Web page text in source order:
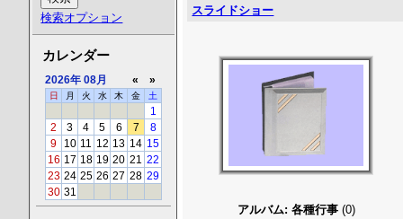
スライドショー
アルバム: 各種行事(0)
検索オプション
カレンダー
2026年 08月 « »
日 月 火 水 木 金 土
1
2
3 4 5 6 7
8
9
10 11 12 13 14 15
16 17 18 19 20 21
22
23 24 25 26 27 28 29
30 31